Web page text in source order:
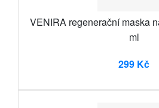
VENIRA regenerační maska
ml
299 Kč